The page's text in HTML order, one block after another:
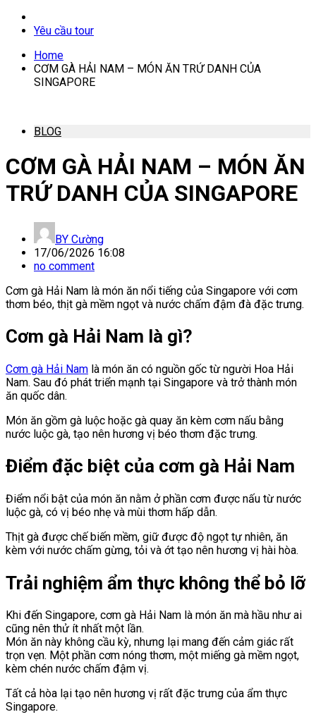
Yêu cầu tour
Home
CƠM GÀ HẢI NAM – MÓN ĂN TRỨ DANH CỦA
SINGAPORE
BLOG
CƠM GÀ HẢI NAM – MÓN ĂN
TRỨ DANH CỦA SINGAPORE
BY Cường
17/06/2026 16:08
no comment
Cơm gà Hải Nam là món ăn nổi tiếng của Singapore với cơm
thơm béo, thịt gà mềm ngọt và nước chấm đậm đà đặc trưng.
Cơm gà Hải Nam là gì?
Cơm gà Hải Nam là món ăn có nguồn gốc từ người Hoa Hải
Nam. Sau đó phát triển mạnh tại Singapore và trở thành món
ăn quốc dân.
Món ăn gồm gà luộc hoặc gà quay ăn kèm cơm nấu bằng
nước luộc gà, tạo nên hương vị béo thơm đặc trưng.
Điểm đặc biệt của cơm gà Hải Nam
Điểm nổi bật của món ăn nằm ở phần cơm được nấu từ nước
luộc gà, có vị béo nhẹ và mùi thơm hấp dẫn.
Thịt gà được chế biến mềm, giữ được độ ngọt tự nhiên, ăn
kèm với nước chấm gừng, tỏi và ớt tạo nên hương vị hài hòa.
Trải nghiệm ẩm thực không thể bỏ lỡ
Khi đến Singapore, cơm gà Hải Nam là món ăn mà hầu như ai
cũng nên thử ít nhất một lần.
Món ăn này không cầu kỳ, nhưng lại mang đến cảm giác rất
trọn vẹn. Một phần cơm nóng thơm, một miếng gà mềm ngọt,
kèm chén nước chấm đậm vị.
Tất cả hòa lại tạo nên hương vị rất đặc trưng của ẩm thực
Singapore.